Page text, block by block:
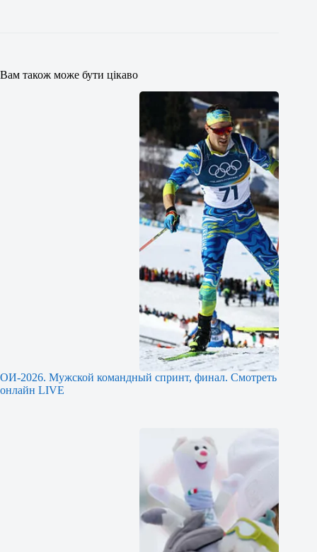
Вам також може бути цікаво
ОИ-2026. Мужской командный спринт, финал. Смотреть
онлайн LIVE